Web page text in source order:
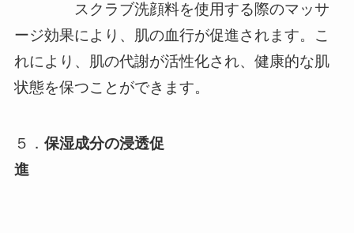
スクラブ洗顔料を使用する際のマッサ
ージ効果により、肌の血行が促進されます。こ
れにより、肌の代謝が活性化され、健康的な肌
状態を保つことができます。
５． 保湿成分の浸透促
進